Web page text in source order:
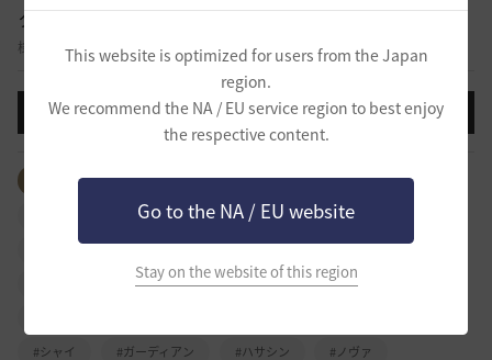
This website is optimized for users from the Japan
region.
We recommend the NA / EU service region to best enjoy
the respective content.
Go to the NA / EU website
Stay on the website of this region
クラス攻略
様々なクラスのスキル、外見、特徴など自由に攻略を共有する掲示板です。
投稿する
全体のタグを見る #ウォーリア
#レンジャー
#ジャイアント
#リトルサマナー
#ブレイダー
#ツバキ #ヴァルキリー
#くノ一
#ウィザード #ウィッチ
#ダークナイト
#シャイ
#ガーディアン #ハサシン
#ノヴァ